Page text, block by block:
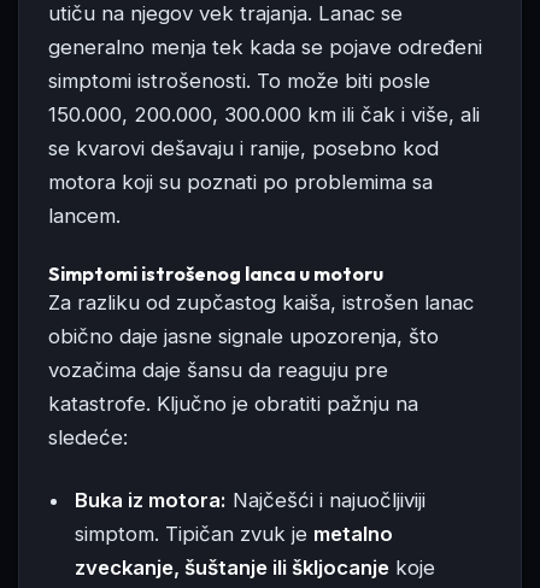
utiču na njegov vek trajanja. Lanac se
generalno menja tek kada se pojave određeni
simptomi istrošenosti. To može biti posle
150.000, 200.000, 300.000 km ili čak i više, ali
se kvarovi dešavaju i ranije, posebno kod
motora koji su poznati po problemima sa
lancem.
Simptomi istrošenog lanca u motoru
Za razliku od zupčastog kaiša, istrošen lanac
obično daje jasne signale upozorenja, što
vozačima daje šansu da reaguju pre
katastrofe. Ključno je obratiti pažnju na
sledeće:
Buka iz motora: Najčešći i najuočljiviji
simptom. Tipičan zvuk je metalno
zveckanje, šuštanje ili škljocanje koje